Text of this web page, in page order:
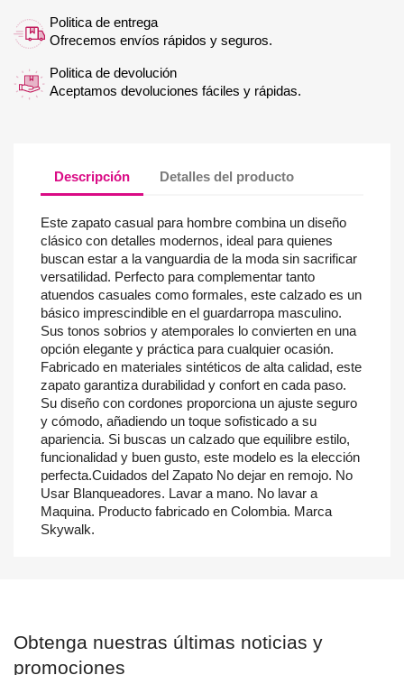
Politica de entrega
Ofrecemos envíos rápidos y seguros.
Politica de devolución
Aceptamos devoluciones fáciles y rápidas.
Descripción Detalles del producto
Este zapato casual para hombre combina un diseño
clásico con detalles modernos, ideal para quienes
buscan estar a la vanguardia de la moda sin sacrificar
versatilidad. Perfecto para complementar tanto
atuendos casuales como formales, este calzado es un
básico imprescindible en el guardarropa masculino.
Sus tonos sobrios y atemporales lo convierten en una
opción elegante y práctica para cualquier ocasión.
Fabricado en materiales sintéticos de alta calidad, este
zapato garantiza durabilidad y confort en cada paso.
Su diseño con cordones proporciona un ajuste seguro
y cómodo, añadiendo un toque sofisticado a su
apariencia. Si buscas un calzado que equilibre estilo,
funcionalidad y buen gusto, este modelo es la elección
perfecta.Cuidados del Zapato No dejar en remojo. No
Usar Blanqueadores. Lavar a mano. No lavar a
Maquina. Producto fabricado en Colombia. Marca
Skywalk.
Obtenga nuestras últimas noticias y
promociones